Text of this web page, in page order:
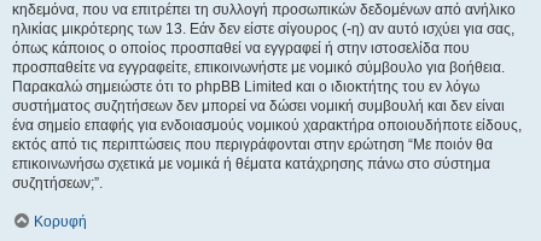
κηδεμόνα, που να επιτρέπει τη συλλογή προσωπικών δεδομένων από ανήλικο
ηλικίας μικρότερης των 13. Εάν δεν είστε σίγουρος (-η) αν αυτό ισχύει για σας,
όπως κάποιος ο οποίος προσπαθεί να εγγραφεί ή στην ιστοσελίδα που
προσπαθείτε να εγγραφείτε, επικοινωνήστε με νομικό σύμβουλο για βοήθεια.
Παρακαλώ σημειώστε ότι το phpBB Limited και ο ιδιοκτήτης του εν λόγω
συστήματος συζητήσεων δεν μπορεί να δώσει νομική συμβουλή και δεν είναι
ένα σημείο επαφής για ενδοιασμούς νομικού χαρακτήρα οποιουδήποτε είδους,
εκτός από τις περιπτώσεις που περιγράφονται στην ερώτηση “Με ποιόν θα
επικοινωνήσω σχετικά με νομικά ή θέματα κατάχρησης πάνω στο σύστημα
συζητήσεων;”.
Κορυφή